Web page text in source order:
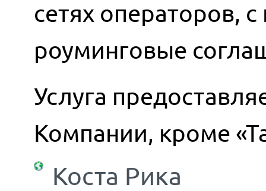
сетях операторов,
роуминговые
Услуга
Компании, кроме
Коста Рика